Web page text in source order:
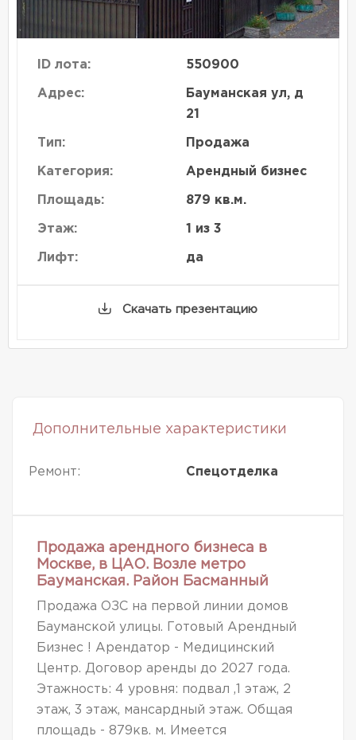
ID лота: 550900
Адрес:
Бауманская ул, д
21
Тип: Продажа
Категория: Арендный бизнес
Площадь: 879 кв.м.
Этаж: 1 из 3
Лифт: да
Скачать презентацию
Дополнительные характеристики
Ремонт: Спецотделка
Продажа арендного бизнеса в
Москве, в ЦАО. Возле метро
Бауманская. Район Басманный
Продажа ОЗС на первой линии домов
Бауманской улицы. Готовый Арендный
Бизнес ! Арендатор - Медицинский
Центр. Договор аренды до 2027 года.
Этажность: 4 уровня: подвал ,1 этаж, 2
этаж, 3 этаж, мансардный этаж. Общая
площадь - 879кв. м. Имеется